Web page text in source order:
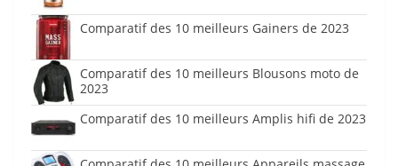
Comparatif des 10 meilleurs Gainers de 2023
Comparatif des 10 meilleurs Blousons moto de
2023
Comparatif des 10 meilleurs Amplis hifi de 2023